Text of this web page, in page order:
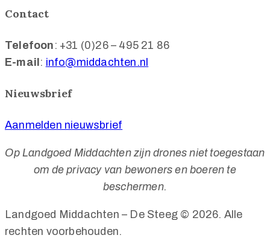
Contact
Telefoon : +31 (0)26 – 495 21 86
E-mail : info@middachten.nl
Nieuwsbrief
Aanmelden nieuwsbrief
Op Landgoed Middachten zijn drones niet toegestaan
om de privacy van bewoners en boeren te
beschermen.
Landgoed Middachten – De Steeg © 2026. Alle
rechten voorbehouden.